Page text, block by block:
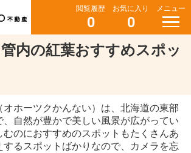
閲覧履歴
0
お気に入り
0
メニュー
内の紅葉おすすめスポッ
オホーツクかんない）は、北海道の東部
、自然が豊かで美しい風景が広がってい
むのにおすすめのスポットもたくさんあ
するスポットばかりなので、カメラを忘